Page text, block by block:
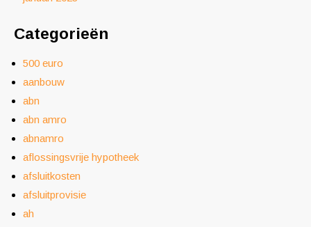
Categorieën
500 euro
aanbouw
abn
abn amro
abnamro
aflossingsvrije hypotheek
afsluitkosten
afsluitprovisie
ah